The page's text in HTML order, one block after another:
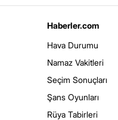
Haberler.com
Hava Durumu
Namaz Vakitleri
Seçim Sonuçları
Şans Oyunları
Rüya Tabirleri